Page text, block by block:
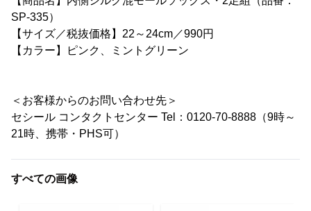
SP-335）
【サイズ／税抜価格】22～24cm／990円
【カラー】ピンク、ミントグリーン
＜お客様からのお問い合わせ先＞
セシール コンタクトセンター Tel：0120-70-8888（9時～
21時、携帯・PHS可）
すべての画像